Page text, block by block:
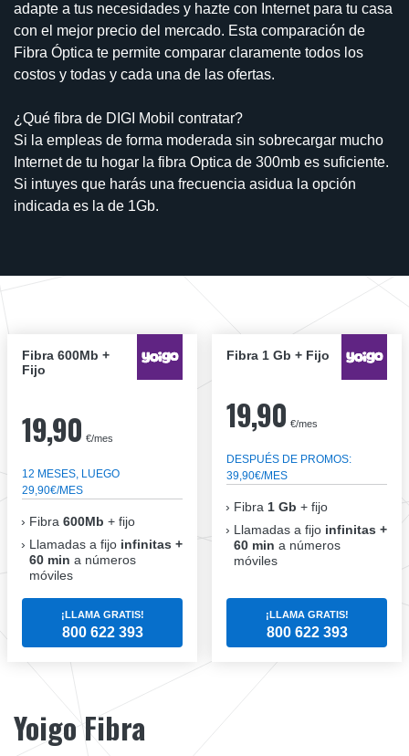
adapte a tus necesidades y hazte con Internet para tu casa
con el mejor precio del mercado. Esta comparación de
Fibra Óptica te permite comparar claramente todos los
costos y todas y cada una de las ofertas.
¿Qué fibra de DIGI Mobil contratar?
Si la empleas de forma moderada sin sobrecargar mucho
Internet de tu hogar la fibra Optica de 300mb es suficiente.
Si intuyes que harás una frecuencia asidua la opción
indicada es la de 1Gb.
Fibra 600Mb +
Fijo
19,90 €/mes
12 MESES, LUEGO
29,90€/MES
Fibra 600Mb + fijo
Llamadas a fijo infinitas +
60 min a números
móviles
¡LLAMA GRATIS!
800 622 393
Fibra 1 Gb + Fijo
19,90 €/mes
DESPUÉS DE PROMOS:
39,90€/MES
Fibra 1 Gb + fijo
Llamadas a fijo infinitas +
60 min a números
móviles
¡LLAMA GRATIS!
800 622 393
Yoigo Fibra